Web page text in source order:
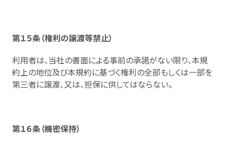
第１５条（権利の譲渡等禁止）
利用者は、当社の書面による事前の承諾がない限り、本規
約上の地位及び本規約に基づく権利の全部もしくは一部を
第三者に譲渡、又は、担保に供してはならない。
第１６条（機密保持）